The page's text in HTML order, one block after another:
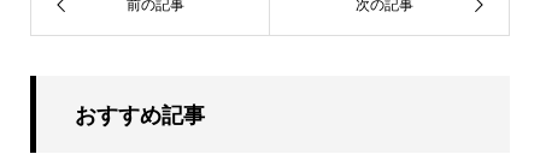
おすすめ記事